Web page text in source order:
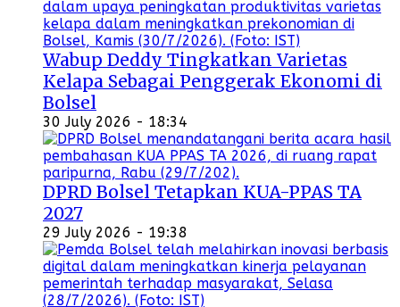
Wabup Deddy Tingkatkan Varietas
Kelapa Sebagai Penggerak Ekonomi di
Bolsel
30 July 2026 - 18:34
DPRD Bolsel Tetapkan KUA-PPAS TA
2027
29 July 2026 - 19:38